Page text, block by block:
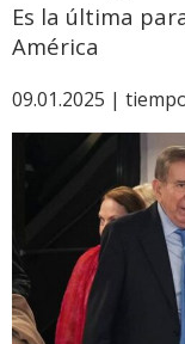
Es la última
América
09.01.2025 |